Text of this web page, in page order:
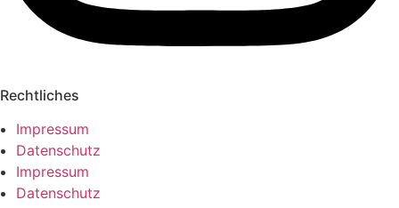
Rechtliches
Impressum
Datenschutz
Impressum
Datenschutz